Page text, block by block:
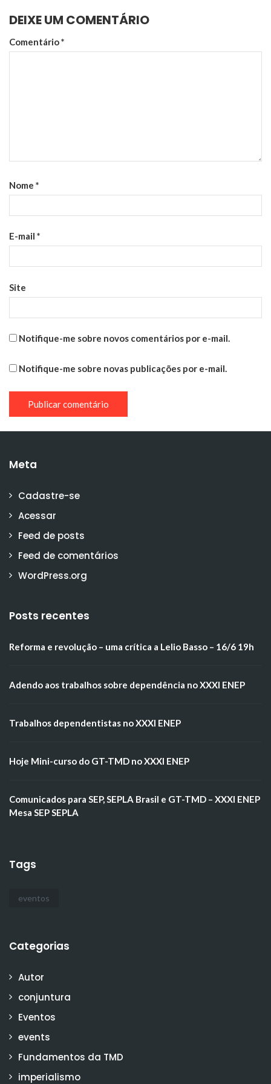
DEIXE UM COMENTÁRIO
Comentário*
Nome *
E-mail *
Site
Notifique-me sobre novos comentários por e-mail.
Notifique-me sobre novas publicações por e-mail.
Meta
Cadastre-se
Acessar
Feed de posts
Feed de comentários
WordPress.org
Posts recentes
Reforma e revolução – uma crítica a Lelio Basso – 16/6 19h
Adendo aos trabalhos sobre dependência no XXXI ENEP
Trabalhos dependentistas no XXXI ENEP
Hoje Mini-curso do GT-TMD no XXXI ENEP
Comunicados para SEP, SEPLA Brasil e GT-TMD – XXXI ENEP
Mesa SEP SEPLA
Tags
eventos
Categorias
Autor
conjuntura
Eventos
events
Fundamentos da TMD
imperialismo